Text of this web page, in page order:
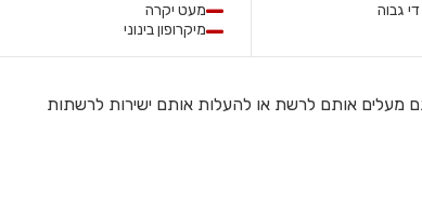
גבוה
מעט יקרה
מיקרופון בינוני
מעלים אותם לרשת או להעלות אותם ישירות לרשתות